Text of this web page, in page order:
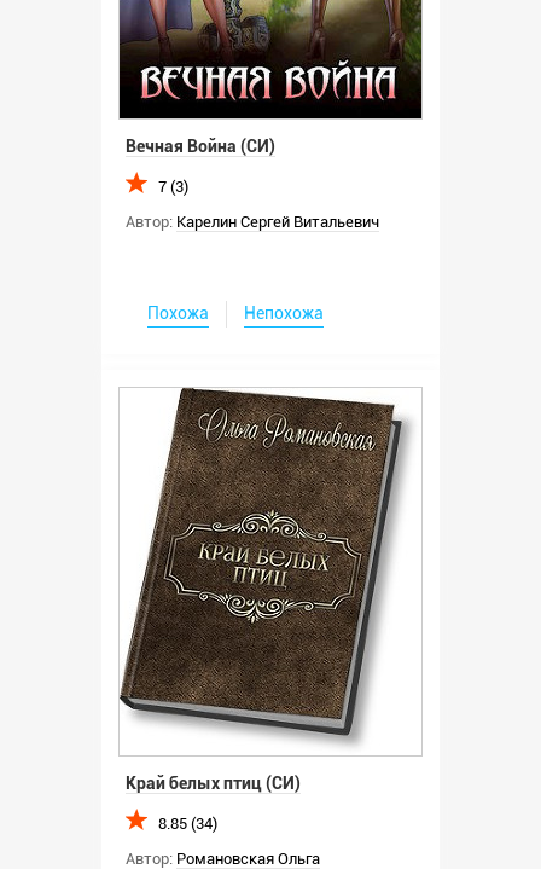
Вечная Война (СИ)
7 (3)
Автор: Карелин Сергей Витальевич
Похожа Непохожа
Край белых птиц (СИ)
8.85 (34)
Автор: Романовская Ольга